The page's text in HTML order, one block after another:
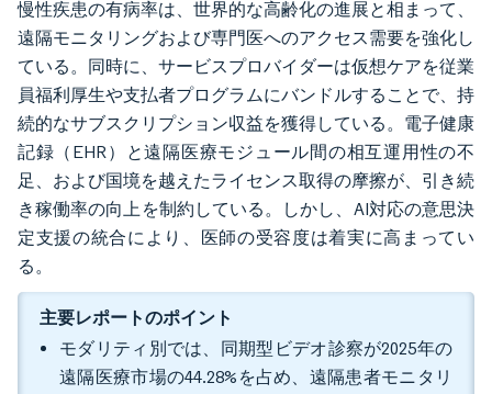
慢性疾患の有病率は、世界的な高齢化の進展と相まって、
遠隔モニタリングおよび専門医へのアクセス需要を強化し
ている。同時に、サービスプロバイダーは仮想ケアを従業
員福利厚生や支払者プログラムにバンドルすることで、持
続的なサブスクリプション収益を獲得している。電子健康
記録（EHR）と遠隔医療モジュール間の相互運用性の不
足、および国境を越えたライセンス取得の摩擦が、引き続
き稼働率の向上を制約している。しかし、AI対応の意思決
定支援の統合により、医師の受容度は着実に高まってい
る。
主要レポートのポイント
モダリティ別では、同期型ビデオ診察が2025年の
遠隔医療市場の44.28%を占め、遠隔患者モニタリ